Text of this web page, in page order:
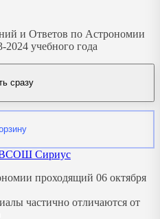
и Ответов по Астрономии
учебного года
сразу
Сириус
проходящий 06 октября
частично отличаются от